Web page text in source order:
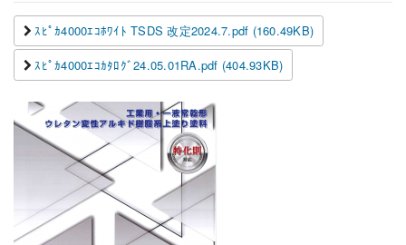
ｽﾋﾟｶ4000ｴｺﾎﾜｲﾄ TSDS 改定2024.7.pdf (160.49KB)
ｽﾋﾟｶ4000ｴｺｶﾀﾛｸﾞ24.05.01RA.pdf (404.93KB)